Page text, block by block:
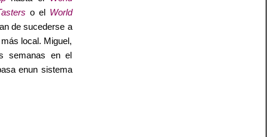
o el World
de sucederse a
local. Miguel,
semanas en el
enun sistema